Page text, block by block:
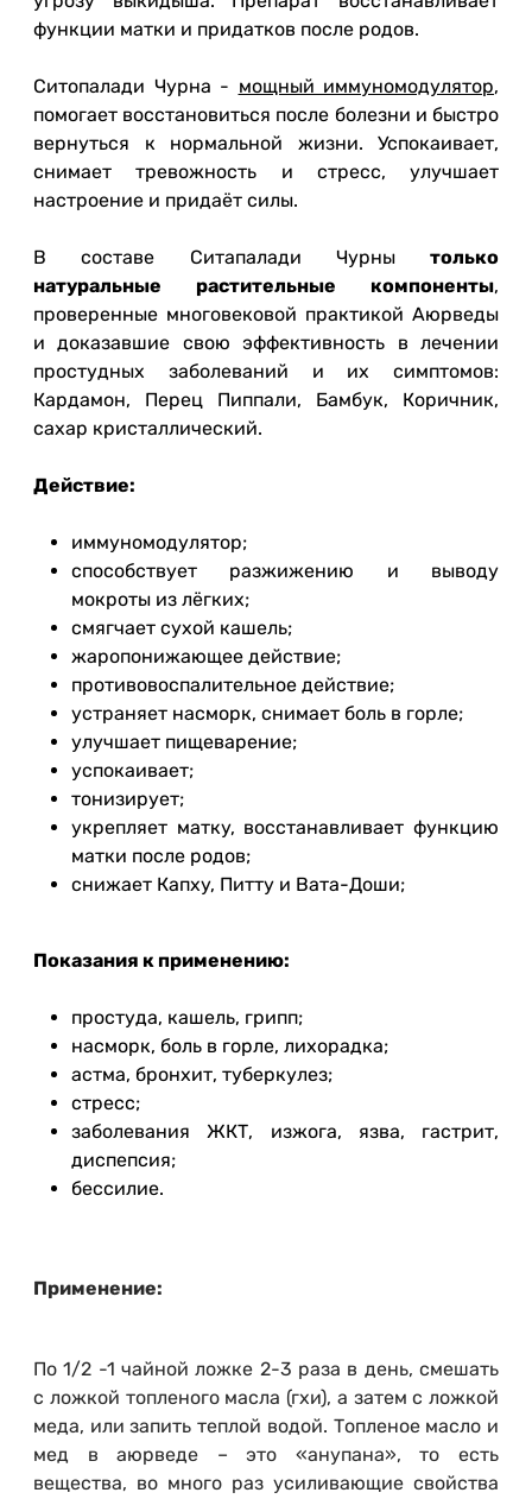
функции матки и придатков после родов.
Ситопалади Чурна - мощный иммуномодулятор,
помогает восстановиться после болезни и быстро
вернуться к нормальной жизни. Успокаивает,
снимает тревожность и стресс, улучшает
настроение и придаёт силы.
В составе Ситапалади Чурны только
натуральные растительные компоненты,
проверенные многовековой практикой Аюрведы
и доказавшие свою эффективность в лечении
простудных заболеваний и их симптомов:
Кардамон, Перец Пиппали, Бамбук, Коричник,
сахар кристаллический.
Действие:
иммуномодулятор;
способствует разжижению и выводу
мокроты из лёгких;
смягчает сухой кашель;
жаропонижающее действие;
противовоспалительное действие;
устраняет насморк, снимает боль в горле;
улучшает пищеварение;
успокаивает;
тонизирует;
укрепляет матку, восстанавливает функцию
матки после родов;
снижает Капху, Питту и Вата-Доши;
Показания к применению:
простуда, кашель, грипп;
насморк, боль в горле, лихорадка;
астма, бронхит, туберкулез;
стресс;
заболевания ЖКТ, изжога, язва, гастрит,
диспепсия;
бессилие.
Применение:
По 1/2 -1 чайной ложке 2-3 раза в день, смешать
с ложкой топленого масла (гхи), а затем с ложкой
меда, или запить теплой водой. Топленое масло и
мед в аюрведе – это «анупана», то есть
вещества, во много раз усиливающие свойства